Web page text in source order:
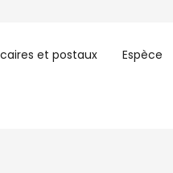
et postaux Espèce